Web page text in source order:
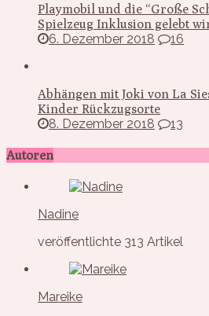
Playmobil und die “Große
Spielzeug Inklusion gelebt
6. Dezember 2018
16
Abhängen mit Joki von La
Kinder Rückzugsorte
8. Dezember 2018
13
Autoren
Nadine
veröffentlichte 313 Artikel
Mareike